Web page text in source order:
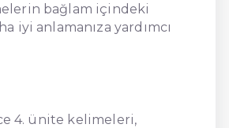
bağlam içindeki
iyi anlamanıza yardımcı
4. ünite kelimeleri,